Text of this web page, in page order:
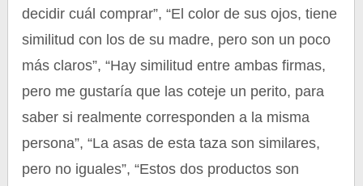
decidir cuál comprar”, “El color de sus ojos, tiene
similitud con los de su madre, pero son un poco
más claros”, “Hay similitud entre ambas firmas,
pero me gustaría que las coteje un perito, para
saber si realmente corresponden a la misma
persona”, “La asas de esta taza son similares,
pero no iguales”, “Estos dos productos son